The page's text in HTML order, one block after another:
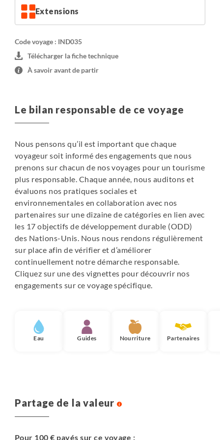
sont effectués par nos équipes sur place mais votre aide
et la participation à l'installation du camp sera toujours
encouragée et appréciée. Les sites de campements sont
souvent obligatoires et à proximité des villages et lodges
ou d’un point d’eau. Les tentes permettent d'avoir un peu
plus de confort et d'hygiène, par rapport aux lodges
situés sur l'itinéraire dont le niveau de qualité est loin
• Kalimpong : Lodge Holumba Haven
Situé au cœur d'un jardin botanique et d'une nature
(cottages) équipés de salles de bain privées (eau chaude
disponible). Cuisine végétarienne. Wifi disponible.
Lodge Holumba Haven
• Pelling : Pemaling Residency
Chambres simples mais confortables avec salles de bain
privées (eau chaude disponible)
Restaurant, terrasse avec vue sur les montagnes
environnantes. Wifi disponible.
Pas de site internet.
• Gangtok : Hôtel Hidden Forest Retreat
Proche du monastère de Rumtek et de la rivière Rani
de bain privées avec eau chaude. Jardin, restaurant, wifi
disponible.
nous réservons le droit de les modifier sans préavis, dans
une catégorie similaire
Extensions
Code voyage : IND035
Télécharger la fiche technique
À savoir avant de partir
Le bilan responsable de ce voyage
Nous pensons qu’il est important que chaque
voyageur soit informé des engagements que nous
prenons sur chacun de nos voyages pour un tourisme
plus responsable. Chaque année, nous auditons et
évaluons nos pratiques sociales et
environnementales en collaboration avec nos
partenaires sur une dizaine de catégories en lien avec
les 17 objectifs de développement durable (ODD)
des Nations-Unis. Nous nous rendons régulièrement
sur place afin de vérifier et d’améliorer
continuellement notre démarche responsable.
Cliquez sur une des vignettes pour découvrir nos
engagements sur ce voyage spécifique.
Eau Guides Nourriture Partenaires
Partage de la valeur
Pour 100 € payés sur ce voyage :